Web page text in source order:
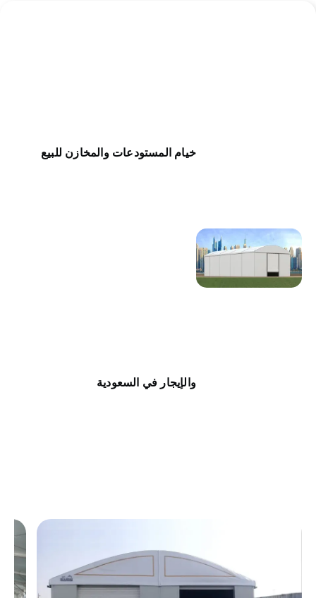
خيام المستودعات والمخازن للبيع
والإيجار في السعودية